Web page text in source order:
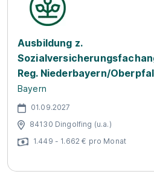
Ausbildung z.
Reg. Niederbayern/
Bayern
01.09.2027
84130 Dingolfing (u.a.)
1.449 - 1.662 € pro Monat